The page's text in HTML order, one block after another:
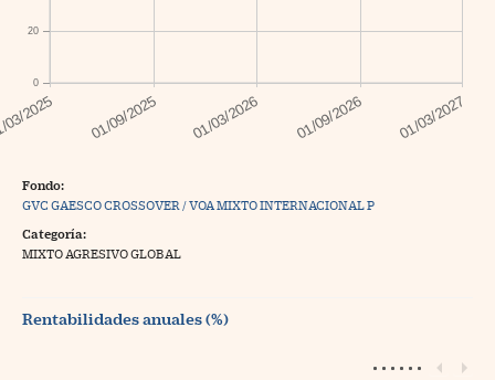
0
20
Fondo:
GVC GAESCO CROSSOVER / VOA MIXTO INTERNACIONAL P
Categoría:
MIXTO AGRESIVO GLOBAL
Rentabilidades anuales (%)